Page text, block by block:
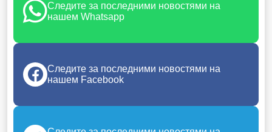
Следите за последними новостями на
нашем Whatsapp
Следите за последними новостями на
нашем Facebook